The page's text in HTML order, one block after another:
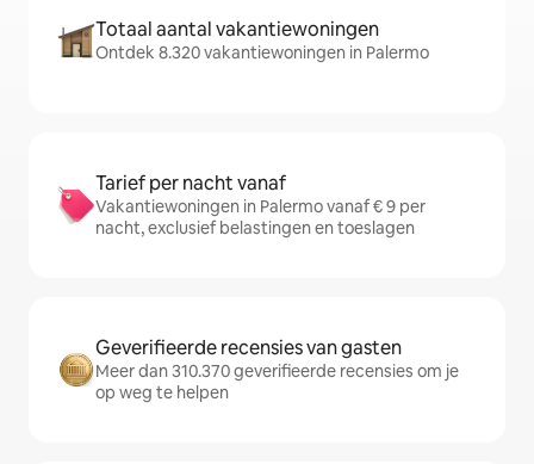
Totaal aantal vakantiewoningen
Ontdek 8.320 vakantiewoningen in Palermo
Tarief per nacht vanaf
Vakantiewoningen in Palermo vanaf € 9 per
nacht, exclusief belastingen en toeslagen
Geverifieerde recensies van gasten
Meer dan 310.370 geverifieerde recensies om je
op weg te helpen